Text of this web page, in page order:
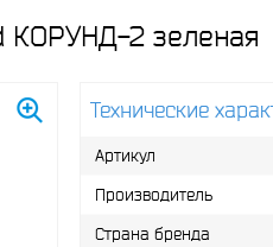
КОРУНД-2 зеленая
Технические
Артикул
Производитель
Страна бренда